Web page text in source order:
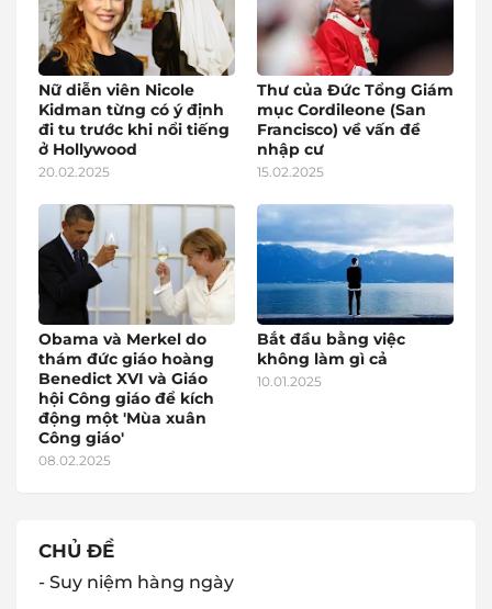
Nữ diễn viên Nicole
Kidman từng có ý định
đi tu trước khi nổi tiếng
ở Hollywood
20.02.2025
Thư của Đức Tổng Giám
mục Cordileone (San
Francisco) về vấn đề
nhập cư
15.02.2025
Obama và Merkel do
thám đức giáo hoàng
Benedict XVI và Giáo
hội Công giáo để kích
động một 'Mùa xuân
Công giáo'
08.02.2025
Bắt đầu bằng việc
không làm gì cả
10.01.2025
CHỦ ĐỀ
- Suy niệm hàng ngày